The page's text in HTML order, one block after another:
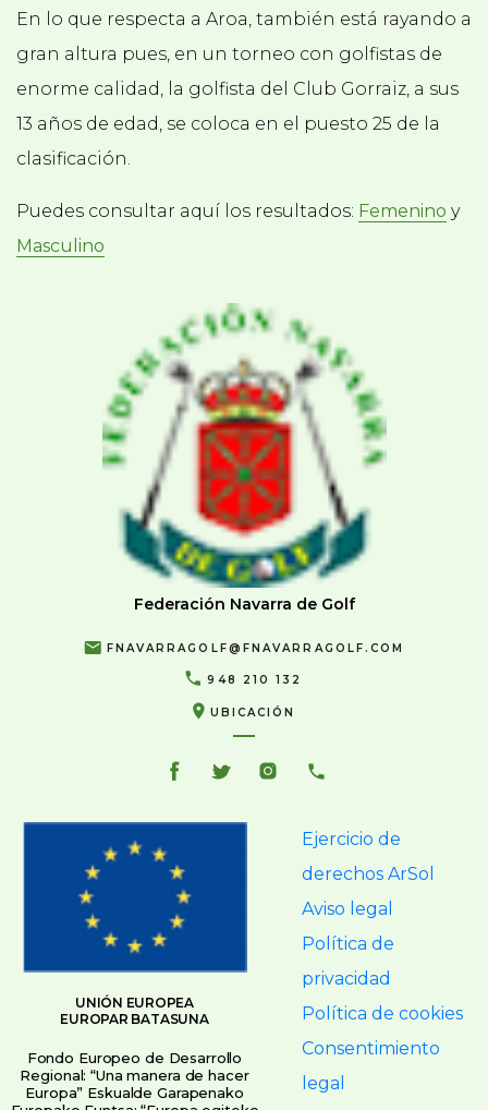
En lo que respecta a Aroa, también está rayando a
gran altura pues, en un torneo con golfistas de
enorme calidad, la golfista del Club Gorraiz, a sus
13 años de edad, se coloca en el puesto 25 de la
clasificación.
Puedes consultar aquí los resultados: Femenino y
Masculino
Federación Navarra de Golf
FNAVARRAGOLF@FNAVARRAGOLF.COM
948 210 132
UBICACIÓN
UNIÓN EUROPEA
EUROPAR BATASUNA
Fondo Europeo de Desarrollo
Regional: “Una manera de hacer
Europa” Eskualde Garapenako
Ejercicio de
derechos ArSol
Aviso legal
Política de
privacidad
Política de cookies
Consentimiento
legal